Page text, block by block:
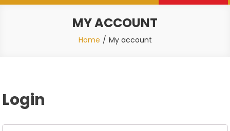
MY ACCOUNT
Home My account
Login